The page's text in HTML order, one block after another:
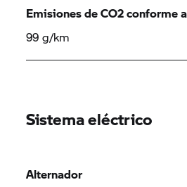
Emisiones de CO2 conforme
99 g/km
Sistema eléctrico
Alternador